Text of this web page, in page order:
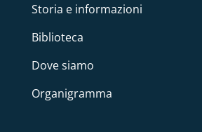
Storia e informazioni
Biblioteca
Dove siamo
Organigramma